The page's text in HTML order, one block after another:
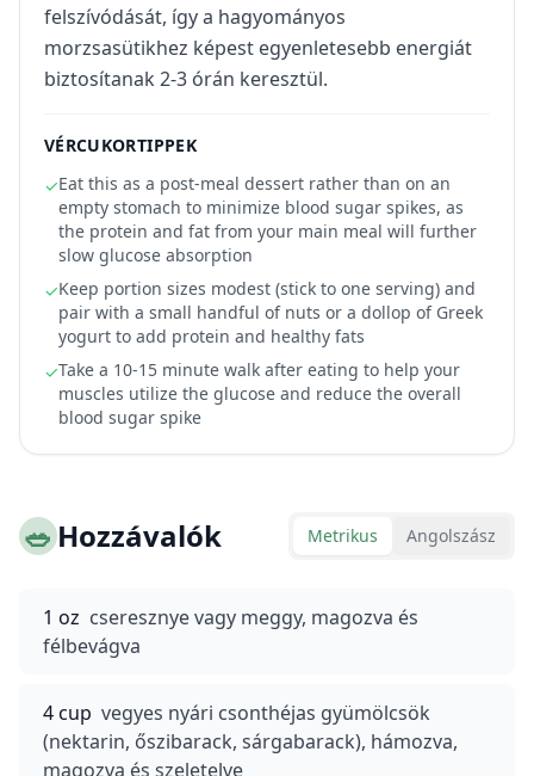
felszívódását, így a hagyományos
morzsasütikhez képest egyenletesebb energiát
biztosítanak 2-3 órán keresztül.
VÉRCUKORTIPPEK
✓Eat this as a post-meal dessert rather than on an
empty stomach to minimize blood sugar spikes, as
the protein and fat from your main meal will further
slow glucose absorption
✓Keep portion sizes modest (stick to one serving) and
pair with a small handful of nuts or a dollop of Greek
yogurt to add protein and healthy fats
✓Take a 10-15 minute walk after eating to help your
muscles utilize the glucose and reduce the overall
blood sugar spike
🥗Hozzávalók Metrikus Angolszász
1 oz cseresznye vagy meggy, magozva és
félbevágva
4 cup vegyes nyári csonthéjas gyümölcsök
(nektarin, őszibarack, sárgabarack), hámozva,
magozva és szeletelve